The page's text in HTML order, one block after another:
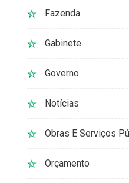
Fazenda
Gabinete
Governo
Notícias
Obras E Serviços
Orçamento